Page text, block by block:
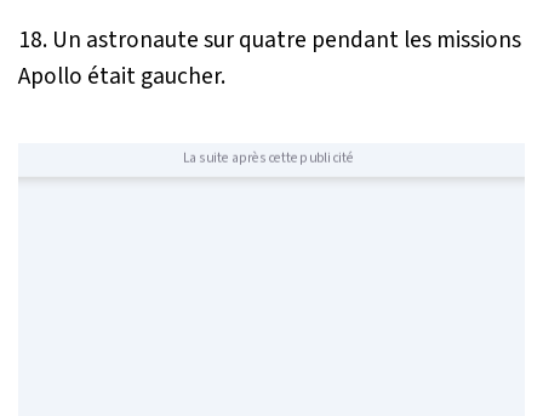
18. Un astronaute sur quatre pendant les missions
Apollo était gaucher.
La suite après cette publicité